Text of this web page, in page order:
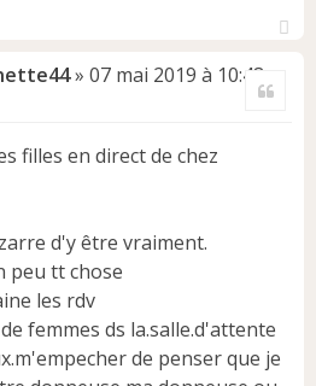
» 07 mai 2019 à 10:48
filles en direct de chez
d'y être vraiment.
peu tt chose
les rdv
femmes ds la.salle.d'attente
de penser que je